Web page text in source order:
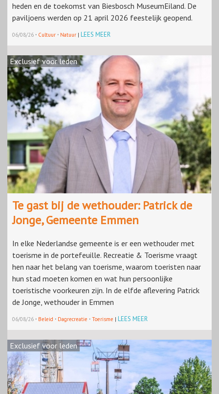
heden en de toekomst van Biesbosch MuseumEiland. De
paviljoens werden op 21 april 2026 feestelijk geopend.
06/08/26 · Cultuur · Natuur | LEES MEER
Exclusief voor leden
Te gast bij de wethouder: Patrick de
Jonge, Gemeente Emmen
In elke Nederlandse gemeente is er een wethouder met
toerisme in de portefeuille. Recreatie & Toerisme vraagt
hen naar het belang van toerisme, waarom toeristen naar
hun stad moeten komen en wat hun persoonlijke
toeristische voorkeuren zijn. In de elfde aflevering Patrick
de Jonge, wethouder in Emmen
06/08/26 · Beleid · Dagrecreatie · Toerisme | LEES MEER
Exclusief voor leden